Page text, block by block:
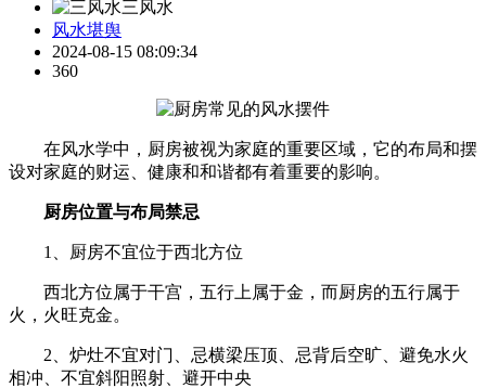
三风水
风水堪舆
2024-08-15 08:09:34
360
在风水学中，厨房被视为家庭的重要区域，它的布局和摆
设对家庭的财运、健康和和谐都有着重要的影响。
厨房位置与布局禁忌
1、厨房不宜位于西北方位
西北方位属于干宫，五行上属于金，而厨房的五行属于
火，火旺克金。
2、炉灶不宜对门、忌横梁压顶、忌背后空旷、避免水火
相冲、不宜斜阳照射、避开中央